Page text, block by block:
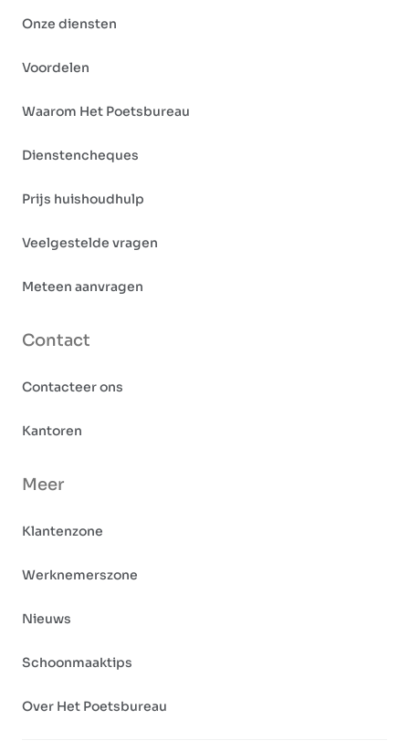
Onze diensten
Voordelen
Waarom Het Poetsbureau
Dienstencheques
Prijs huishoudhulp
Veelgestelde vragen
Meteen aanvragen
Contact
Contacteer ons
Kantoren
Meer
Klantenzone
Werknemerszone
Nieuws
Schoonmaaktips
Over Het Poetsbureau